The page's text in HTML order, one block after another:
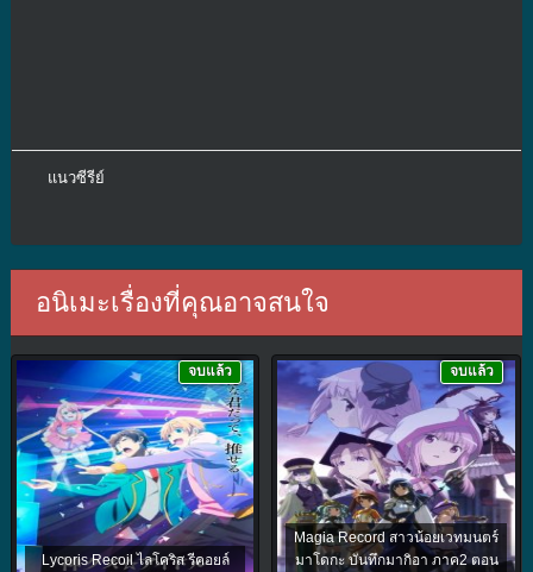
แนวซีรีย์
อนิเมะเรื่องที่คุณอาจสนใจ
Lycoris Recoil ไลโคริส รีคอยล์
จบแล้ว
Magia Record สาวน้อยเวทมนตร์
มาโดกะ บันทึกมากิอา ภาค2 ตอน
จบแล้ว